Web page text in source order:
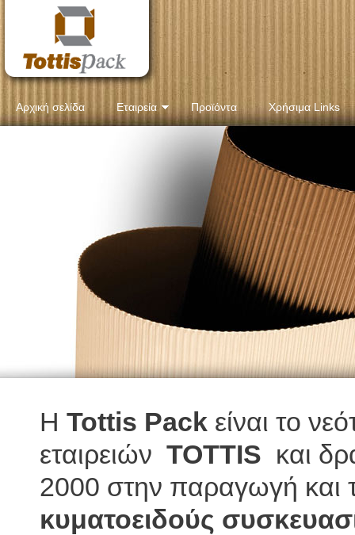
Αρχική σελίδα Εταιρεία Προϊόντα Χρήσιμα Links
Η Tottis Pack είναι το
εταιρειών TOTTIS και
2000 στην παραγωγή και
κυματοειδούς